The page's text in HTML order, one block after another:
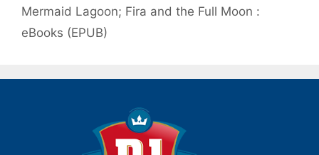
Mermaid Lagoon; Fira and the Full Moon :
eBooks (EPUB)